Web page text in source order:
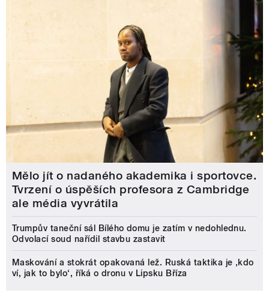
Mělo jít o nadaného akademika i sportovce.
Tvrzení o úspěších profesora z Cambridge
ale média vyvrátila
Trumpův taneční sál Bílého domu je zatím v nedohlednu.
Odvolací soud nařídil stavbu zastavit
Maskování a stokrát opakovaná lež. Ruská taktika je ‚kdo
ví, jak to bylo‘, říká o dronu v Lipsku Bříza